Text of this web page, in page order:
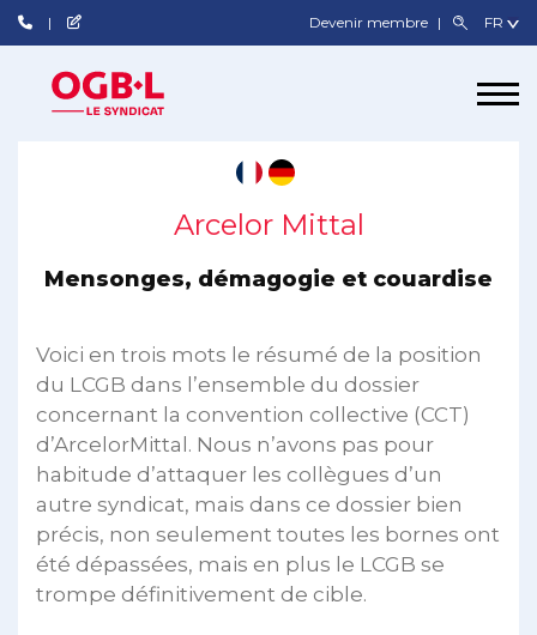
Devenir membre
Arcelor Mittal
Mensonges, démagogie et couardise
Voici en trois mots le résumé de la position
du LCGB dans l’ensemble du dossier
concernant la convention collective (CCT)
d’ArcelorMittal. Nous n’avons pas pour
habitude d’attaquer les collègues d’un
autre syndicat, mais dans ce dossier bien
précis, non seulement toutes les bornes ont
été dépassées, mais en plus le LCGB se
trompe définitivement de cible.